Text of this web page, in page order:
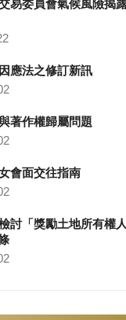
易委員會氣候風險揭
應法之修訂新訊
著作權歸屬問題
會面交往指南
討「獎勵土地所有權